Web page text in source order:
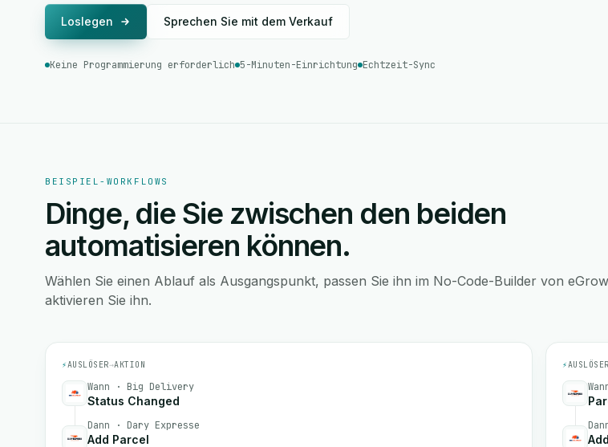
Loslegen Sprechen Sie mit dem Verkauf
Keine Programmierung erforderlich 5-Minuten-Einrichtung Echtzeit-Sync
BEISPIEL-WORKFLOWS
Dinge, die Sie zwischen den beiden
automatisieren können.
Wählen Sie einen Ablauf als Ausgangspunkt, passen Sie ihn im No-Code-Builder von
aktivieren Sie ihn.
⚡AUSLÖSER→AKTION
Wann · Big Delivery
Status Changed
Dann · Dary Expresse
Add Parcel
⚡AUSLÖSER